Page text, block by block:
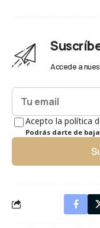
Accede a
Acepto la política
Podrás darte de